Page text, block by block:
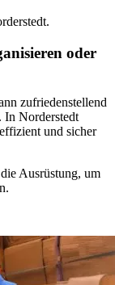
oder
zufriedenstellend
In Norderstedt
und sicher
Ausrüstung, um